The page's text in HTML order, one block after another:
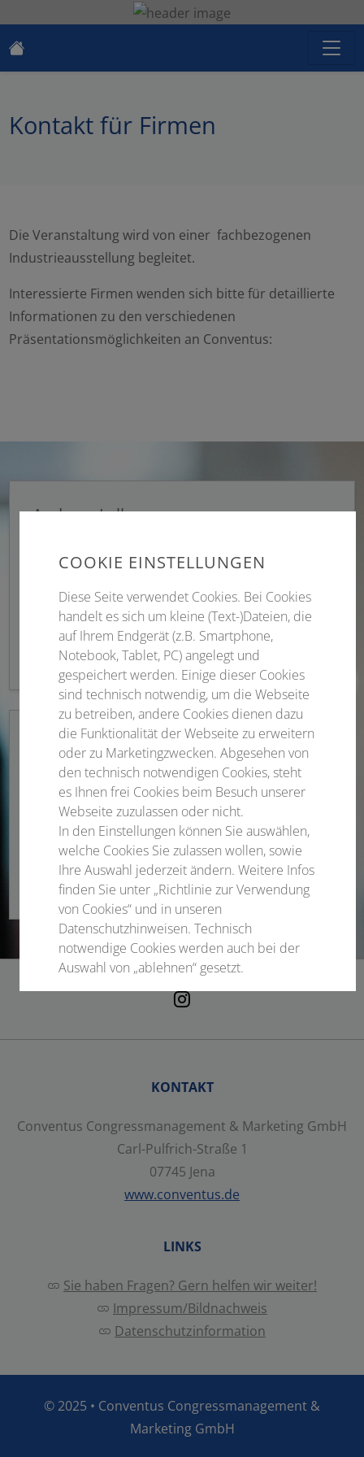
Kontakt für Firmen
Die Veranstaltung wird von einer fachbezogenen
Industrieausstellung begleitet.
Interessierte Firmen wenden sich bitte für detaillierte
Informationen zu den verschiedenen
Präsentationsmöglichkeiten an Conventus:
Andreas Lelle
Telefon +49 3641 3116-397
andreas.lelle@conventus.de
Oliver Franke
Industrieprojektleitung
Telefon +49 3641 3116-336
oliver.franke@conventus.de
KONTAKT
Conventus Congressmanagement & Marketing GmbH
Carl-Pulfrich-Straße 1
07745 Jena
www.conventus.de
LINKS
Sie haben Fragen? Gern helfen wir weiter!
Impressum/Bildnachweis
Datenschutzinformation
© 2025 • Conventus Congressmanagement &
Marketing GmbH
COOKIE EINSTELLUNGEN
Diese Seite verwendet Cookies. Bei Cookies
handelt es sich um kleine (Text-)Dateien, die
auf Ihrem Endgerät (z.B. Smartphone,
Notebook, Tablet, PC) angelegt und
gespeichert werden. Einige dieser Cookies
sind technisch notwendig, um die Webseite
zu betreiben, andere Cookies dienen dazu
die Funktionalität der Webseite zu erweitern
oder zu Marketingzwecken. Abgesehen von
den technisch notwendigen Cookies, steht
es Ihnen frei Cookies beim Besuch unserer
Webseite zuzulassen oder nicht.
In den Einstellungen können Sie auswählen,
welche Cookies Sie zulassen wollen, sowie
Ihre Auswahl jederzeit ändern. Weitere Infos
finden Sie unter „Richtlinie zur Verwendung
von Cookies“ und in unseren
Datenschutzhinweisen. Technisch
notwendige Cookies werden auch bei der
Auswahl von „ablehnen“ gesetzt.
Notwendige Cookies
Statistisch
Externer Inhalt
Alle auswählen
Ablehnen Speichern
Details anzeigen
Impressum|Datenschutz